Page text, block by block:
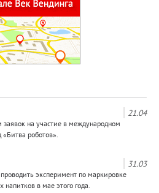
21.04
заявок на участие в международном
роботов».
31.03
эксперимент по маркировке
напитков в мае этого года.